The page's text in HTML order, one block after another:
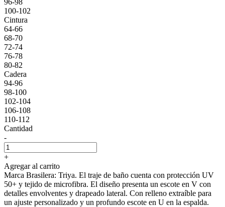
100-102
Cintura
64-66
68-70
72-74
76-78
80-82
Cadera
94-96
98-100
102-104
106-108
110-112
Cantidad
-
+
Agregar al carrito
Marca Brasilera: Triya. El traje de baño cuenta con protección UV
50+ y tejido de microfibra. El diseño presenta un escote en V con
detalles envolventes y drapeado lateral. Con relleno extraíble para
un ajuste personalizado y un profundo escote en U en la espalda.